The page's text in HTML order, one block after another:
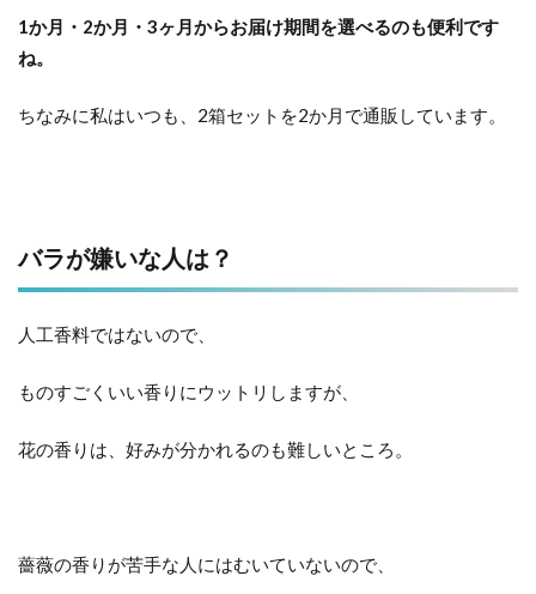
1か月・2か月・3ヶ月からお届け期間を選べるのも便利です
ね。
ちなみに私はいつも、2箱セットを2か月で通販しています。
バラが嫌いな人は？
人工香料ではないので、
ものすごくいい香りにウットリしますが、
花の香りは、好みが分かれるのも難しいところ。
薔薇の香りが苦手な人にはむいていないので、